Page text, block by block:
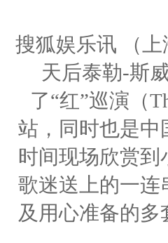
搜狐娱乐讯 （
天后泰勒-斯
了“红”巡演（
站，同时也是中
时间现场欣赏
歌迷送上的一连
及用心准备的